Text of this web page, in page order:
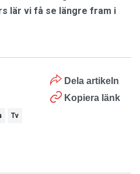
lär vi få se längre fram i
Dela artikeln
Kopiera länk
Tv